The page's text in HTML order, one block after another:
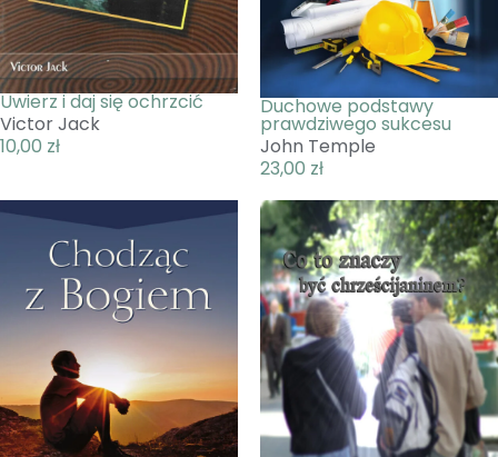
Uwierz i daj się ochrzcić
Victor Jack
10,00 zł
Duchowe podstawy
prawdziwego sukcesu
John Temple
23,00 zł